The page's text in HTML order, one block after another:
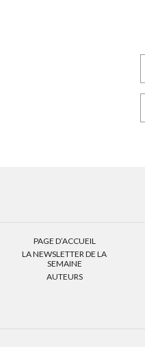
PAGE D’ACCUEIL
LA NEWSLETTER DE LA
SEMAINE
AUTEURS